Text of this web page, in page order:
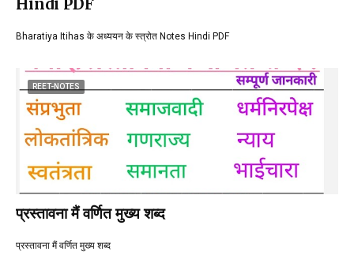
Hindi PDF
Bharatiya Itihas के अध्ययन के स्त्रोत Notes Hindi PDF
REET-NOTES
प्रस्तावना मैं वर्णित मुख्य शब्द
प्रस्तावना मैं वर्णित मुख्य शब्द